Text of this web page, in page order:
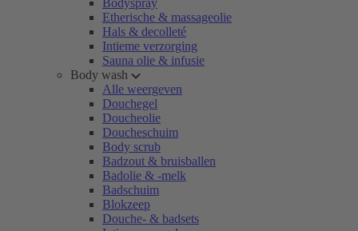
Bodyspray
Etherische & massageolie
Hals & decolleté
Intieme verzorging
Sauna olie & infusie
Body wash
Alle weergeven
Douchegel
Doucheolie
Doucheschuim
Body scrub
Badzout & bruisballen
Badolie & -melk
Badschuim
Blokzeep
Douche- & badsets